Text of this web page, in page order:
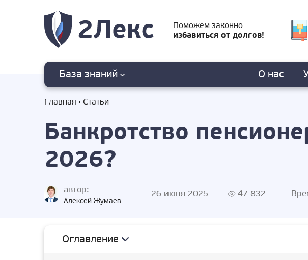
Поможем законно
избавиться от долгов!
База знаний О нас
Главная Статьи
Банкротство
2026?
автор:
Алексей Жумаев
26 июня 2025 47 832
Оглавление